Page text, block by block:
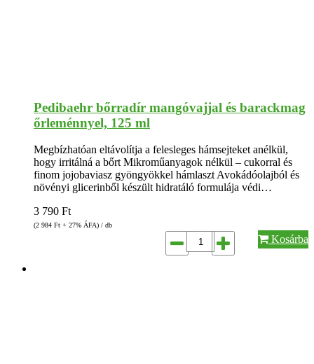
Pedibaehr bőrradír mangóvajjal és barackmag
őrleménnyel, 125 ml
Megbízhatóan eltávolítja a felesleges hámsejteket anélkül,
hogy irritálná a bőrt Mikroműanyagok nélkül – cukorral és
finom jojobaviasz gyöngyökkel hámlaszt Avokádóolajból és
növényi glicerinből készült hidratáló formulája védi…
3 790 Ft
(2 984 Ft + 27% ÁFA) / db
Kosárba